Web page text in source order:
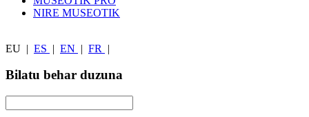
NIRE MUSEOTIK
EU | ES | EN | FR |
Bilatu behar duzuna